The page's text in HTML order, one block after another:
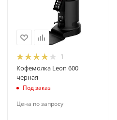
1
Кофемолка Leon 600
черная
Под заказ
Цена по запросу